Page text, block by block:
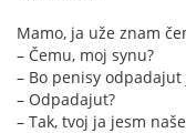
Mamo, ja uže znam
– Čemu, moj synu?
– Bo penisy odpadajut
– Odpadajut?
– Tak, tvoj ja jesm